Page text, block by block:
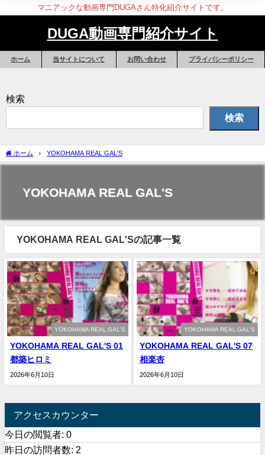
マニアックな動画専門DUGAさん特化紹介サイトです。
DUGA動画専門紹介サイト
ホーム 当サイトについて お問い合わせ プライバシーポリシー
検索
検索
ホーム YOKOHAMA REAL GAL'S
YOKOHAMA REAL GAL'S
YOKOHAMA REAL GAL'Sの記事一覧
YOKOHAMA REAL GAL'S
YOKOHAMA REAL GAL'S 01
都築ヒロミ
2026年6月10日
YOKOHAMA REAL GAL'S
YOKOHAMA REAL GAL'S 07
相楽杏
2026年6月10日
アクセスカウンター
今日の閲覧者: 0
昨日の訪問者数: 2